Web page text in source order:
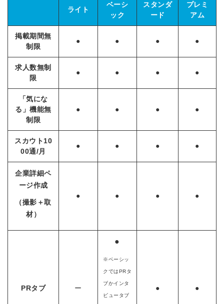
ライト
ベーシ
ック
スタンダ
ード
プレミ
アム
掲載期間無
制限
● ● ● ●
求人数無制
限
● ● ● ●
「気にな
る」機能無
制限
● ● ● ●
スカウト10
00通/月
● ● ● ●
企業詳細ペ
ージ作成
（撮影＋取
材）
● ● ● ●
PRタブ ー
●
※ベーシッ
クではPRタ
ブかインタ
ビュータブ
● ●